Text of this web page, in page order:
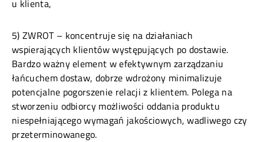
u klienta,
5) ZWROT – koncentruje się na działaniach
wspierających klientów występujących po dostawie.
Bardzo ważny element w efektywnym zarządzaniu
łańcuchem dostaw, dobrze wdrożony minimalizuje
potencjalne pogorszenie relacji z klientem. Polega na
stworzeniu odbiorcy możliwości oddania produktu
niespełniającego wymagań jakościowych, wadliwego czy
przeterminowanego.